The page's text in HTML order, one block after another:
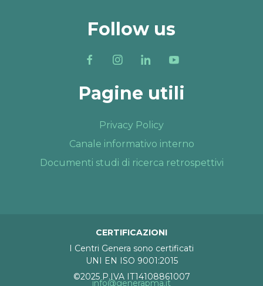
Follow us
Pagine utili
Privacy Policy
Canale informativo interno
Documenti studi di ricerca retrospettivi
CERTIFICAZIONI
I Centri Genera sono certificati
UNI EN ISO 9001:2015
©2025 P.IVA IT14108861007
info@generapma.it